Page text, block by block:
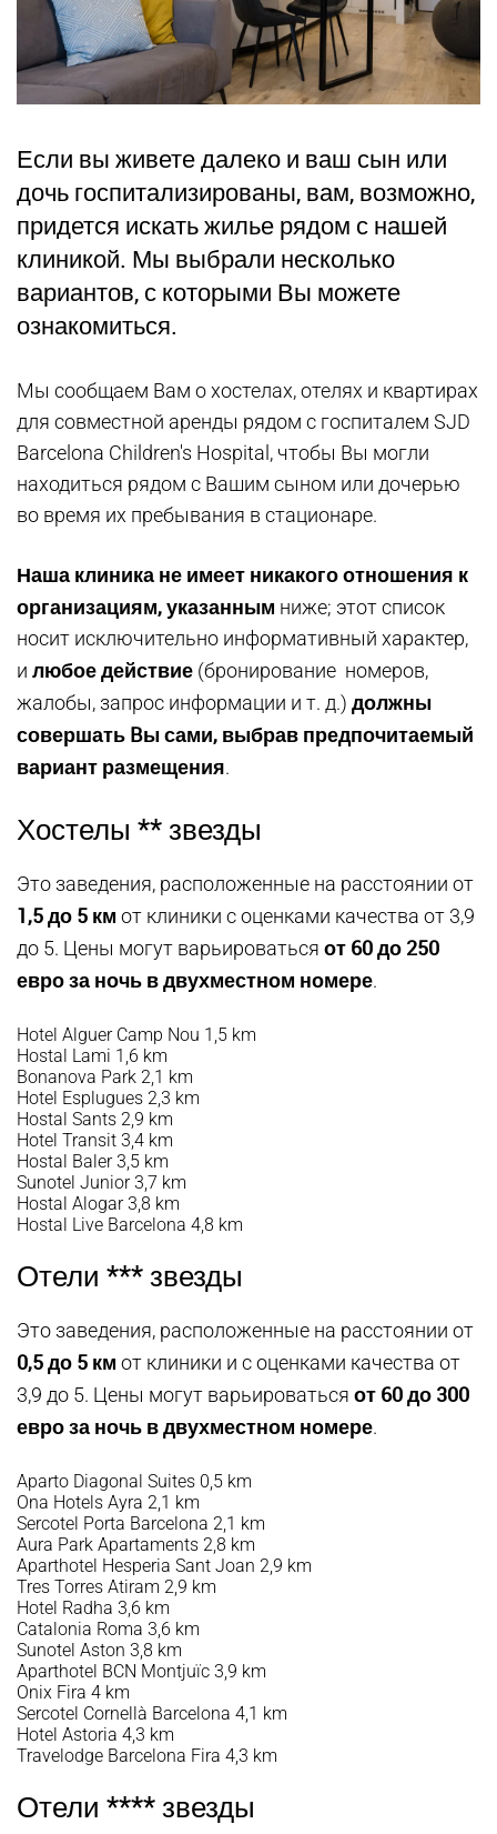
Если вы живете далеко и ваш сын или
дочь госпитализированы, вам, возможно,
придется искать жилье рядом с нашей
клиникой. Мы выбрали несколько
вариантов, с которыми Вы можете
ознакомиться.
Мы сообщаем Вам о хостелах, отелях и квартирах
для совместной аренды рядом с госпиталем SJD
Barcelona Children's Hospital, чтобы Вы могли
находиться рядом с Вашим сыном или дочерью
во время их пребывания в стационаре.
Наша клиника не имеет никакого отношения к
организациям, указанным ниже; этот список
носит исключительно информативный характер,
и любое действие (бронирование номеров,
жалобы, запрос информации и т. д.) должны
совершать Bы сами, выбрав предпочитаемый
вариант размещения.
Хостелы ** звезды
Это заведения, расположенные на расстоянии от
1,5 до 5 км от клиники с оценками качества от 3,9
до 5. Цены могут варьироваться от 60 до 250
евро за ночь в двухместном номере.
Hotel Alguer Camp Nou 1,5 km
Hostal Lami 1,6 km
Bonanova Park 2,1 km
Hotel Esplugues 2,3 km
Hostal Sants 2,9 km
Hotel Transit 3,4 km
Hostal Baler3,5 km
Sunotel Junior3,7 km
Hostal Alogar3,8 km
Hostal Live Barcelona 4,8 km
Отели *** звезды
Это заведения, расположенные на расстоянии от
0,5 до 5 км от клиники и с оценками качества от
3,9 до 5. Цены могут варьироваться от 60 до 300
евро за ночь в двухместном номере.
Aparto Diagonal Suites 0,5 km
Ona Hotels Ayra 2,1 km
Sercotel Porta Barcelona 2,1 km
Aura Park Apartaments 2,8 km
Aparthotel Hesperia Sant Joan 2,9 km
Tres Torres Atiram 2,9 km
Hotel Radha 3,6 km
Catalonia Roma 3,6 km
Sunotel Aston 3,8 km
Aparthotel BCN Montjuïc 3,9 km
Onix Fira 4 km
Sercotel Cornellà Barcelona 4,1 km
Hotel Astoria 4,3 km
Travelodge Barcelona Fira 4,3 km
Отели **** звезды